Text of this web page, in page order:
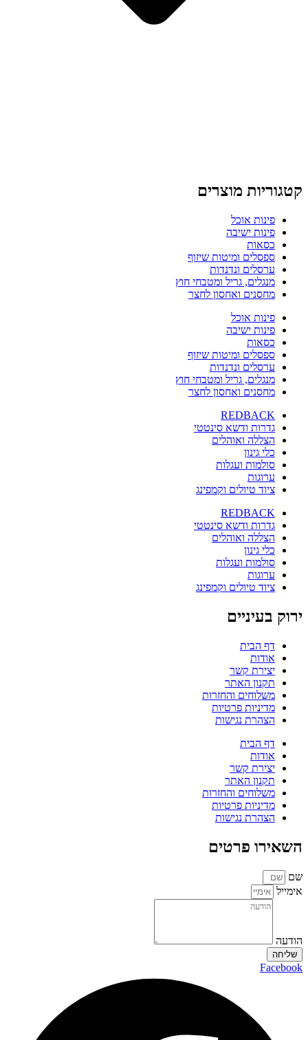
קטגוריות מוצרים
פינות אוכל
פינות ישיבה
כסאות
ספסלים ומיטות שיזוף
ערסלים ונדנדות
מנגלים, גריל ומטבחי חוץ
מחסנים ואחסון לחצר
פינות אוכל
פינות ישיבה
כסאות
ספסלים ומיטות שיזוף
ערסלים ונדנדות
מנגלים, גריל ומטבחי חוץ
מחסנים ואחסון לחצר
REDBACK
גדרות ודשא סינטטי
הצללה ואוהלים
כלי גינון
סולמות ועגלות
ערוגות
ציוד טיולים וקמפינג
REDBACK
גדרות ודשא סינטטי
הצללה ואוהלים
כלי גינון
סולמות ועגלות
ערוגות
ציוד טיולים וקמפינג
ירוק בעיניים
דף הבית
אודות
יצירת קשר
תקנון האתר
משלוחים והחזרות
מדיניות פרטיות
הצהרת נגישות
דף הבית
אודות
יצירת קשר
תקנון האתר
משלוחים והחזרות
מדיניות פרטיות
הצהרת נגישות
השאירו פרטים
שם
אימייל
הודעה
שליחה
Facebook